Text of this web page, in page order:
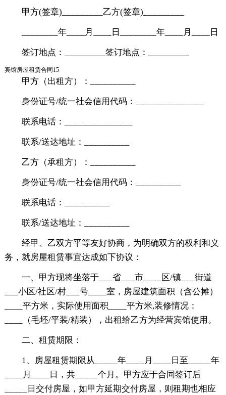
甲方(签章)_________乙方(签章)_________
________年____月____日________年____月____日
签订地点：_________签订地点：_________
宾馆房屋租赁合同15
甲方（出租方）：__________
身份证号/统一社会信用代码：_______________
联系电话：_______________
联系/送达地址：__________
乙方（承租方）：__________
身份证号/统一社会信用代码：__________
联系电话：__________
联系/送达地址：__________
经甲、乙双方平等友好协商，为明确双方的权利和义
务，就房屋租赁事宜达成如下协议：
一、甲方现将坐落于___省___市____区/镇___街道
___小区/社区/村___号____室，房屋建筑面积（含公摊）
____平方米，实际使用面积____平方米,装修情况：
____（毛坯/平装/精装），出租给乙方为经营宾馆使用。
二、租赁期限：
1、房屋租赁期限从_____年____月____日至_____年
____月____日，共_____个月。甲方应于合同签订后
_____日交付房屋，如甲方延期交付房屋，则租期也相应